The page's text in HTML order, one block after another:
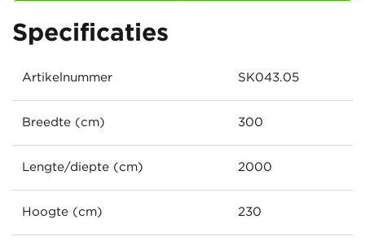
Specificaties
Artikelnummer SK043.05
Breedte (cm) 300
Lengte/diepte (cm) 2000
Hoogte (cm) 230